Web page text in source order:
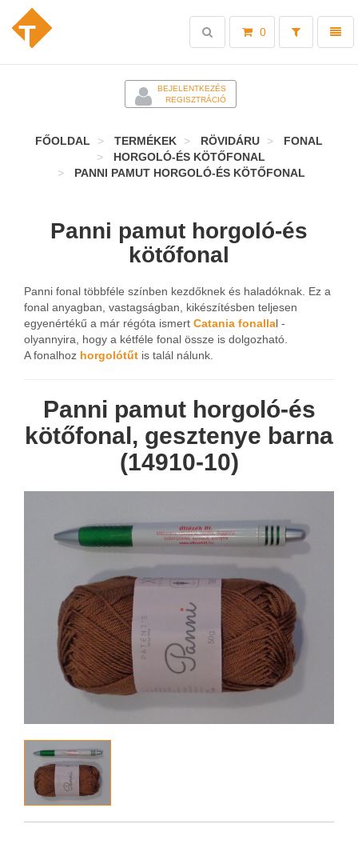
Toggle
0
Toggle
search
BEJELENTKEZÉS
REGISZTRÁCIÓ
FŐOLDAL TERMÉKEK RÖVIDÁRU
FONAL
HORGOLÓ-ÉS KÖTŐFONAL
PANNI PAMUT HORGOLÓ-ÉS KÖTŐFONAL
Panni pamut horgoló-és
kötőfonal
Panni fonal többféle színben kezdőknek és haladóknak. Ez a
fonal anyagban, vastagságban, kikészítésben teljesen
egyenértékű a már régóta ismert Catania fonallal -
olyannyira, hogy a kétféle fonal össze is dolgozható.
A fonalhoz horgolótűt is talál nálunk.
Panni pamut horgoló-és
kötőfonal, gesztenye barna
(14910-10)